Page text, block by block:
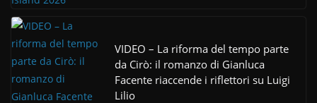
VIDEO – La riforma del tempo parte
da Cirò: il romanzo di Gianluca
Facente riaccende i riflettori su Luigi
Lilio